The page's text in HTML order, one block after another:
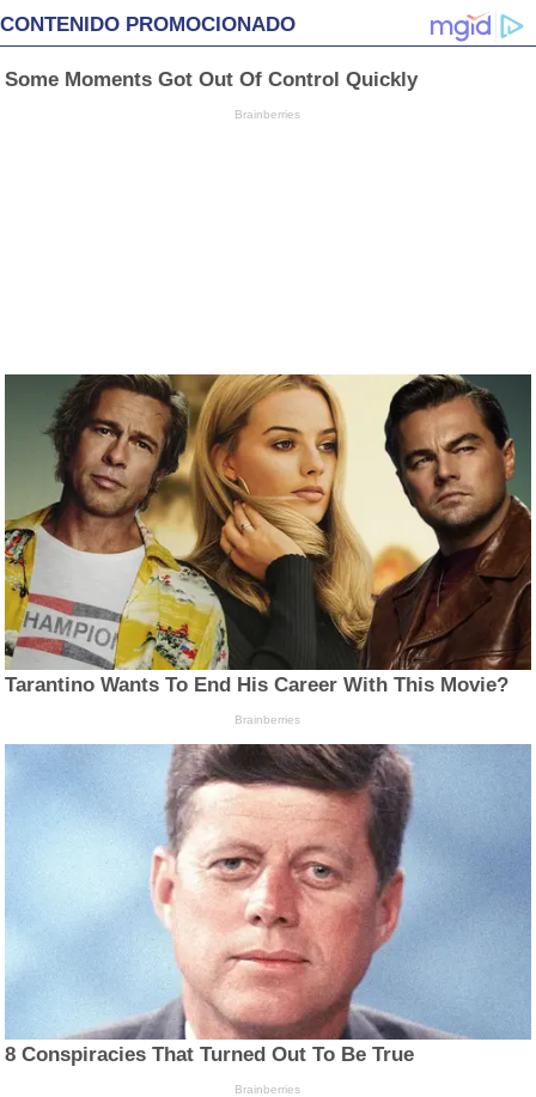
CONTENIDO PROMOCIONADO
Some Moments Got Out Of Control Quickly
Brainberries
Tarantino Wants To End His Career With This Movie?
Brainberries
8 Conspiracies That Turned Out To Be True
Brainberries